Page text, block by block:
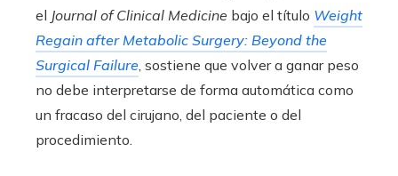
el Journal of Clinical Medicine bajo el título Weight
Regain after Metabolic Surgery: Beyond the
Surgical Failure , sostiene que volver a ganar peso
no debe interpretarse de forma automática como
un fracaso del cirujano, del paciente o del
procedimiento.